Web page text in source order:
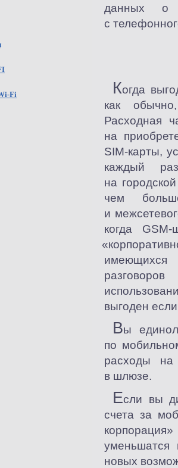
Fi
данных о
с
Когда
как
Расходная
на
SIM-карты,
каждый
на
чем
и
когда
«
выгоден
Вы
по
расходы на
в шлюзе.
Если вы
счета за
новых